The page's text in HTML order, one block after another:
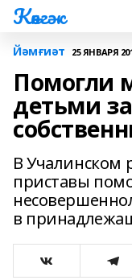
Көнгәк
Йәмғиәт 25 ЯНВАРЯ
Помогли
детьми
В Учалинском
приставы
в